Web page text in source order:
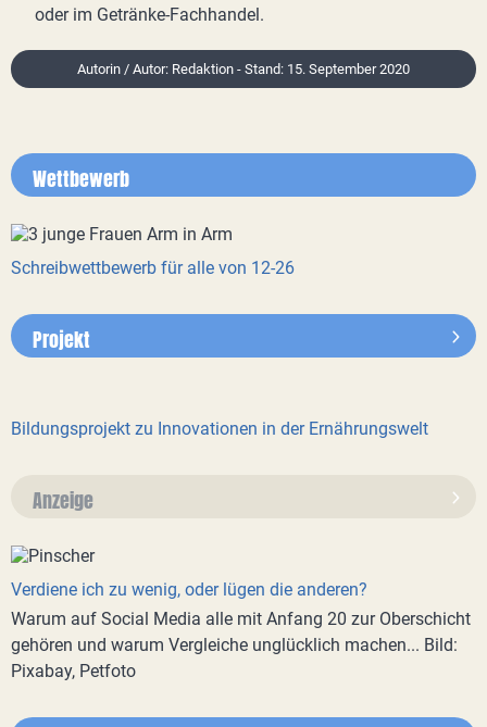
oder im Getränke-Fachhandel.
Autorin / Autor: Redaktion - Stand: 15. September 2020
Wettbewerb
Schreibwettbewerb für alle von 12-26
Projekt
Bildungsprojekt zu Innovationen in der Ernährungswelt
Anzeige
Verdiene ich zu wenig, oder lügen die anderen?
Warum auf Social Media alle mit Anfang 20 zur Oberschicht
gehören und warum Vergleiche unglücklich machen... Bild:
Pixabay, Petfoto